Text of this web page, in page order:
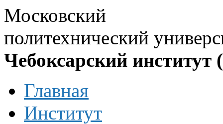
Московский
политехнический
Чебоксарский институт
Главная
Институт